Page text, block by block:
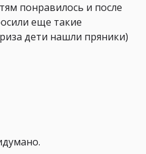
понравилось и после
еще такие
дети нашли пряники)